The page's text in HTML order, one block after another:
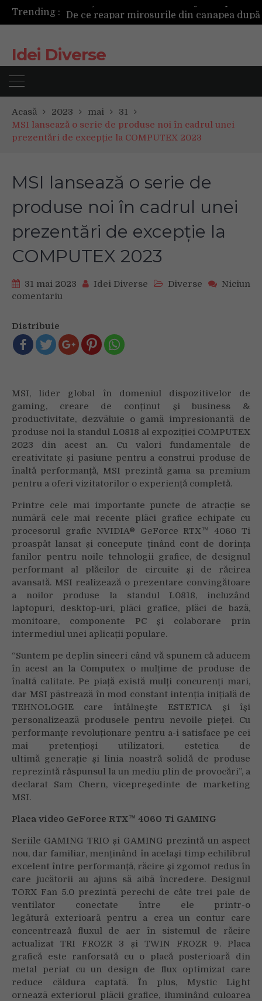
Trending :
Idei Diverse
Acasă 2023 mai
31
MSI lansează o serie de produse noi în cadrul unei
prezentări de excepție la COMPUTEX 2023
MSI lansează o serie de
produse noi în cadrul unei
prezentări de excepție la
COMPUTEX 2023
31 mai 2023 Idei Diverse Diverse
Niciun
comentariu
o
serie
de
în
cadrul
unei
prezentări
de
excepție
la
COMPUTEX
Distribuie
MSI, lider global în domeniul dispozitivelor de
gaming, creare de conținut și business &
productivitate, dezvăluie o gamă impresionantă de
produse noi la standul L0818 al expoziției COMPUTEX
2023 din acest an. Cu valori fundamentale de
creativitate și pasiune pentru a construi produse de
înaltă performanță, MSI prezintă gama sa premium
pentru a oferi vizitatorilor o experiență completă.
Printre cele mai importante puncte de atracție se
numără cele mai recente plăci grafice echipate cu
procesorul grafic NVIDIA® GeForce RTX™ 4060 Ti
proaspăt lansat și concepute ținând cont de dorința
fanilor pentru noile tehnologii grafice, de designul
performant al plăcilor de circuite și de răcirea
avansată. MSI realizează o prezentare convingătoare
a noilor produse la standul L0818, incluzând
laptopuri, desktop-uri, plăci grafice, plăci de bază,
monitoare, componente PC și colaborare prin
intermediul unei aplicații populare.
“Suntem pe deplin sinceri când vă spunem că aducem
în acest an la Computex o mulțime de produse de
înaltă calitate. Pe piață există mulți concurenți mari,
dar MSI păstrează în mod constant intenția inițială de
TEHNOLOGIE care întâlnește ESTETICA și își
personalizează produsele pentru nevoile pieței. Cu
performanțe revoluționare pentru a-i satisface pe cei
mai pretențioși utilizatori, estetica de
ultimă generație și linia noastră solidă de produse
reprezintă răspunsul la un mediu plin de provocări”, a
declarat Sam Chern, vicepreședinte de marketing
MSI.
Placa video GeForce RTX™ 4060 Ti GAMING
Seriile GAMING TRIO și GAMING prezintă un aspect
nou, dar familiar, menținând în același timp echilibrul
excelent între performanță, răcire și zgomot redus în
care jucătorii au ajuns să aibă încredere. Designul
TORX Fan 5.0 prezintă perechi de câte trei pale de
ventilator conectate între ele printr-o
legătură exterioară pentru a crea un contur care
concentrează fluxul de aer în sistemul de răcire
actualizat TRI FROZR 3 și TWIN FROZR 9. Placa
grafică este ranforsată cu o placă posterioară din
metal periat cu un design de flux optimizat care
reduce căldura captată. În plus, Mystic Light
ornează exteriorul plăcii grafice, iluminând culoarea